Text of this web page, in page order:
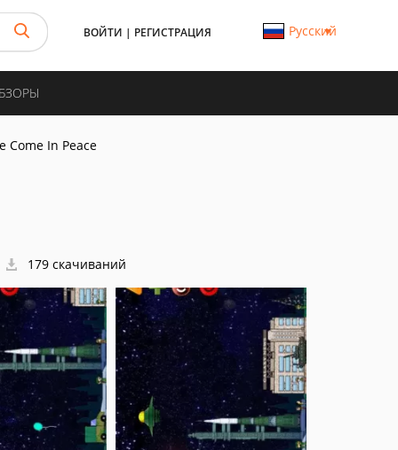
ВОЙТИ | РЕГИСТРАЦИЯ Русский
Come In Peace
179 скачиваний